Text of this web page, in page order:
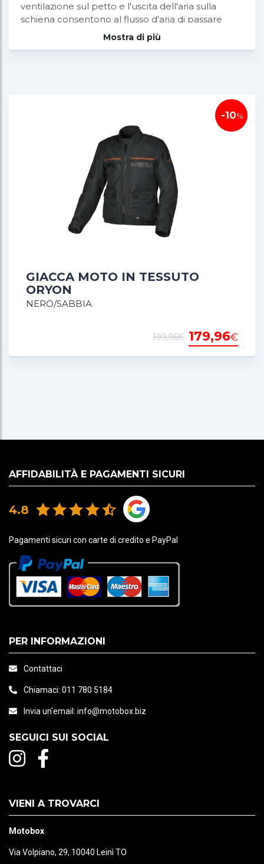
ventilazione sul petto e l'uscita dell'aria sulla
schiena consentono al flusso d'aria di passare
attraverso e fornire quel raffreddamento
The Oryon è dotato del nostro Easy Cuff Lite TM;
una soluzione che utilizza una cerniera - invece di
passanti e cinghie - per mantenere tutto al suo
posto. Collega la membrana o il rivestimento
staccabile al guscio esterno e impedisce così che
strati e mani sciolti e fluttuanti si blocchino.
presenti sulle spalle e sui gomiti. Una protezione
dorsale RISCTM è disponibile separatamente e
può essere facilmente collocata nel vano
designato. Assicurati di controllare la tabella delle
Mostra di più
GIACCA MOTO IN TESSUTO
ORYON
NERO/SABBIA
179,96€
199,95€
-10%
AFFIDABILITÀ E PAGAMENTI SICURI
4.8
Pagamenti sicuri con carte di credito e PayPal
PER INFORMAZIONI
Contattaci
Chiamaci: 011 780 5184
Invia un'email: info@motobox.biz
SEGUICI SUI SOCIAL
VIENI A TROVARCI
Motobox
Via Volpiano, 29, 10040 Leinì TO